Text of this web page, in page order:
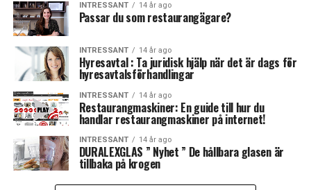
INTRESSANT 14 år ago
Passar du som restaurangägare?
INTRESSANT 14 år ago
Hyresavtal : Ta juridisk hjälp när det är dags för
hyresavtalsförhandlingar
INTRESSANT 14 år ago
Restaurangmaskiner: En guide till hur du
handlar restaurangmaskiner på internet!
INTRESSANT 14 år ago
DURALEXGLAS ” Nyhet ” De hållbara glasen är
tillbaka på krogen